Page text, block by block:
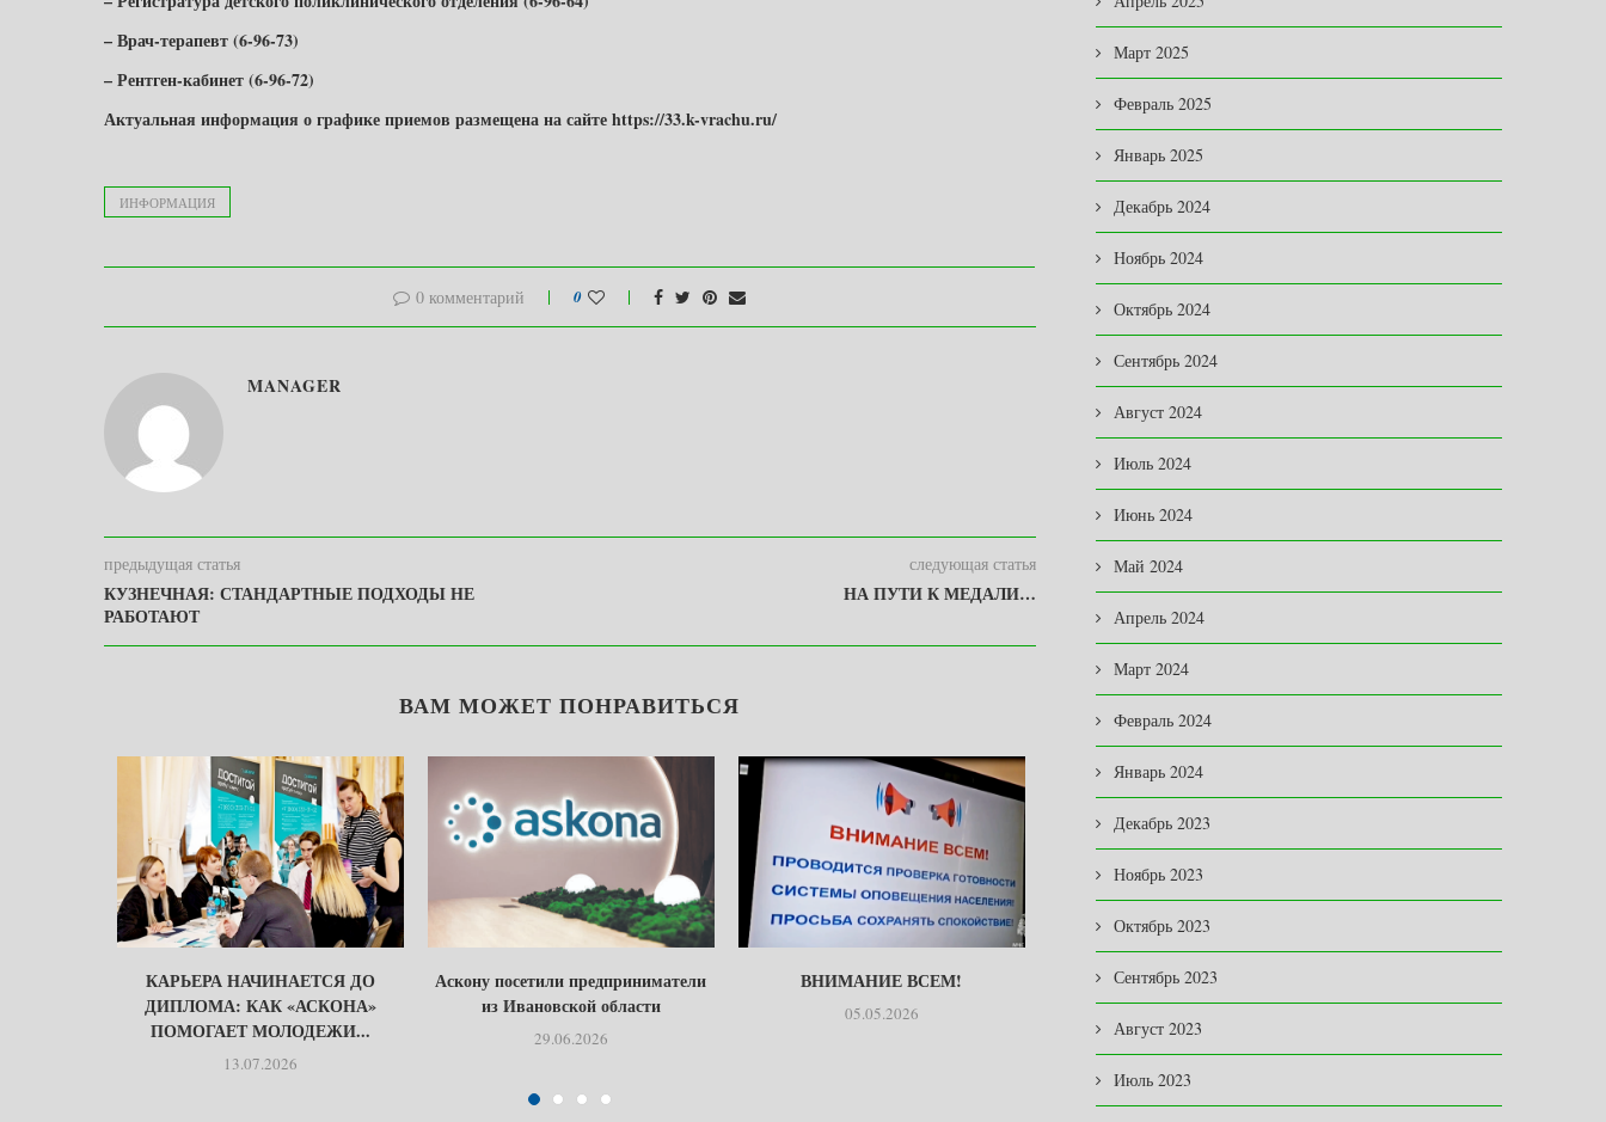
– Врач-терапевт (6-96-73)
– Рентген-кабинет (6-96-72)
Актуальная информация о графике приемов размещена на сайте https://33.k-vrachu.ru/
ИНФОРМАЦИЯ
0 комментарий 0
MANAGER
предыдущая статья
КУЗНЕЧНАЯ: СТАНДАРТНЫЕ ПОДХОДЫ НЕ
РАБОТАЮТ
следующая статья
НА ПУТИ К МЕДАЛИ…
ВАМ МОЖЕТ ПОНРАВИТЬСЯ
КАРЬЕРА НАЧИНАЕТСЯ ДО
ДИПЛОМА: КАК «АСКОНА»
ПОМОГАЕТ МОЛОДЕЖИ...
13.07.2026
Аскону посетили предприниматели
из Ивановской области
29.06.2026
ВНИМАНИЕ ВСЕМ!
05.05.2026
БЕСПЛАТНАЯ ВАКЦИНАЦИЯ ОТ
БЕШЕНСТВА
20.04.2026
Март 2025
Февраль 2025
Январь 2025
Декабрь 2024
Ноябрь 2024
Октябрь 2024
Сентябрь 2024
Август 2024
Июль 2024
Июнь 2024
Май 2024
Апрель 2024
Март 2024
Февраль 2024
Январь 2024
Декабрь 2023
Ноябрь 2023
Октябрь 2023
Сентябрь 2023
Август 2023
Июль 2023